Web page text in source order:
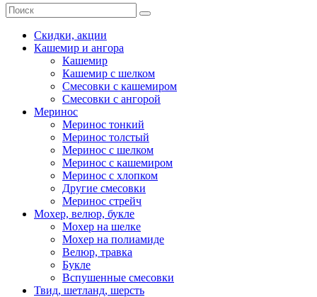
Скидки, акции
Кашемир и ангора
Кашемир
Кашемир с шелком
Смесовки с кашемиром
Смесовки с ангорой
Меринос
Меринос тонкий
Меринос толстый
Меринос с шелком
Меринос с кашемиром
Меринос с хлопком
Другие смесовки
Меринос стрейч
Мохер, велюр, букле
Мохер на шелке
Мохер на полиамиде
Велюр, травка
Букле
Вспушенные смесовки
Твид, шетланд, шерсть